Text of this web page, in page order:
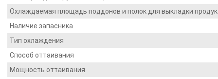
Охлаждаемая площадь поддонов и полок для выкладки
Наличие запасника
Тип охлаждения
Способ оттаивания
Мощность оттаивания